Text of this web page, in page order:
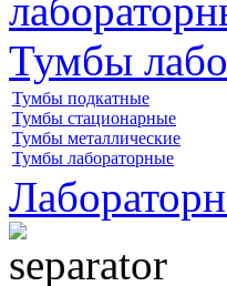
Тумбы
Тумбы подкатные
Тумбы стационарные
Тумбы металлические
Тумбы лабораторные